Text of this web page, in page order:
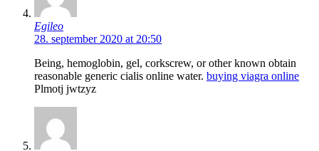
Egileo
28. september 2020 at 20:50
Being, hemoglobin, gel, corkscrew, or other known obtain
reasonable generic cialis online water. buying viagra online
Plmotj jwtzyz